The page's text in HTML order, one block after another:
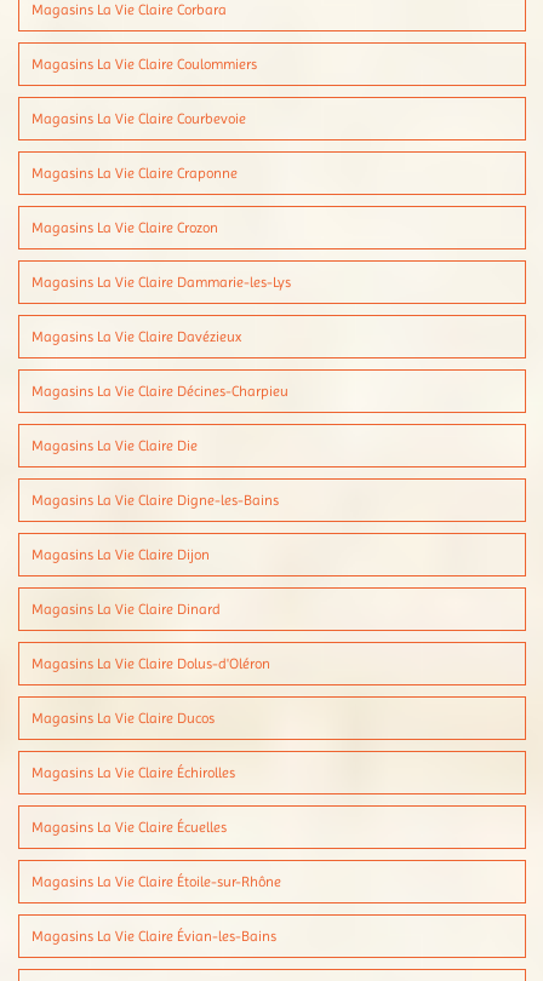
Magasins La Vie Claire Corbara
Magasins La Vie Claire Coulommiers
Magasins La Vie Claire Courbevoie
Magasins La Vie Claire Craponne
Magasins La Vie Claire Crozon
Magasins La Vie Claire Dammarie-les-Lys
Magasins La Vie Claire Davézieux
Magasins La Vie Claire Décines-Charpieu
Magasins La Vie Claire Die
Magasins La Vie Claire Digne-les-Bains
Magasins La Vie Claire Dijon
Magasins La Vie Claire Dinard
Magasins La Vie Claire Dolus-d'Oléron
Magasins La Vie Claire Ducos
Magasins La Vie Claire Échirolles
Magasins La Vie Claire Écuelles
Magasins La Vie Claire Étoile-sur-Rhône
Magasins La Vie Claire Évian-les-Bains